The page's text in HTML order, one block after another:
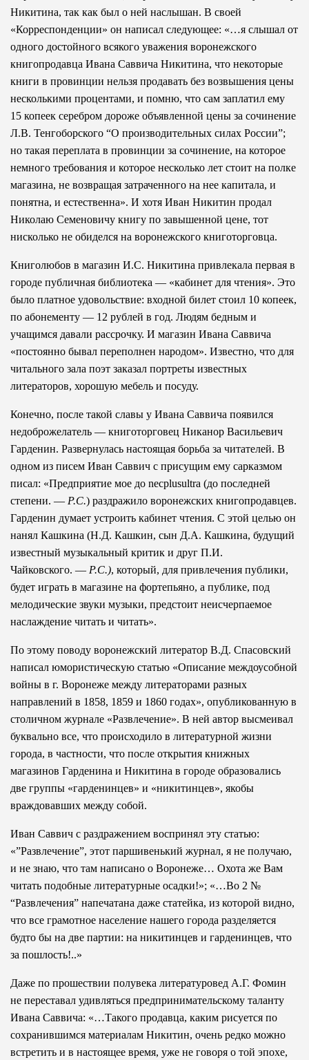
Никитина, так как был о ней наслышан. В своей
«Корреспонденции» он написал следующее: «…я слышал от
одного достойного всякого уважения воронежского
книгопродавца Ивана Саввича Никитина, что некоторые
книги в провинции нельзя продавать без возвышения цены
несколькими процентами, и помню, что сам заплатил ему
15 копеек серебром дороже объявленной цены за сочинение
Л.В. Тенгоборского “О производительных силах России”;
но такая переплата в провинции за сочинение, на которое
немного требования и которое несколько лет стоит на полке
магазина, не возвращая затраченного на нее капитала, и
понятна, и естественна». И хотя Иван Никитин продал
Николаю Семеновичу книгу по завышенной цене, тот
нисколько не обиделся на воронежского книготорговца.
Книголюбов в магазин И.С. Никитина привлекала первая в
городе публичная библиотека — «кабинет для чтения». Это
было платное удовольствие: входной билет стоил 10 копеек,
по абонементу — 12 рублей в год. Людям бедным и
учащимся давали рассрочку. И магазин Ивана Саввича
«постоянно бывал переполнен народом». Известно, что для
читального зала поэт заказал портреты известных
литераторов, хорошую мебель и посуду.
Конечно, после такой славы у Ивана Саввича появился
недоброжелатель — книготорговец Никанор Васильевич
Гарденин. Развернулась настоящая борьба за читателей. В
одном из писем Иван Саввич с присущим ему сарказмом
писал: «Предприятие мое до necplusultra (до последней
степени. — Р.С.) раздражило воронежских книгопродавцев.
Гарденин думает устроить кабинет чтения. С этой целью он
нанял Кашкина (Н.Д. Кашкин, сын Д.А. Кашкина, будущий
известный музыкальный критик и друг П.И.
Чайковского. — Р.С.), который, для привлечения публики,
будет играть в магазине на фортепьяно, а публике, под
мелодические звуки музыки, предстоит неисчерпаемое
наслаждение читать и читать».
По этому поводу воронежский литератор В.Д. Спасовский
написал юмористическую статью «Описание междоусобной
войны в г. Воронеже между литераторами разных
направлений в 1858, 1859 и 1860 годах», опубликованную в
столичном журнале «Развлечение». В ней автор высмеивал
буквально все, что происходило в литературной жизни
города, в частности, что после открытия книжных
магазинов Гарденина и Никитина в городе образовались
две группы «гарденинцев» и «никитинцев», якобы
враждовавших между собой.
Иван Саввич с раздражением воспринял эту статью:
«”Развлечение”, этот паршивенький журнал, я не получаю,
и не знаю, что там написано о Воронеже… Охота же Вам
читать подобные литературные осадки!»; «…Во 2 №
“Развлечения” напечатана даже статейка, из которой видно,
что все грамотное население нашего города разделяется
будто бы на две партии: на никитинцев и гарденинцев, что
за пошлость!..»
Даже по прошествии полувека литературовед А.Г. Фомин
не переставал удивляться предпринимательскому таланту
Ивана Саввича: «…Такого продавца, каким рисуется по
сохранившимся материалам Никитин, очень редко можно
встретить и в настоящее время, уже не говоря о той эпохе,